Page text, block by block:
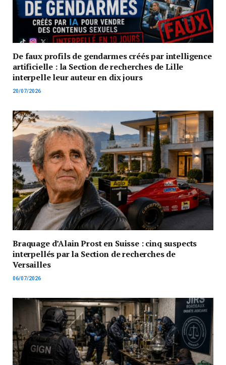
De faux profils de gendarmes créés par intelligence
artificielle : la Section de recherches de Lille
interpelle leur auteur en dix jours
20/07/2026
Braquage d’Alain Prost en Suisse : cinq suspects
interpellés par la Section de recherches de
Versailles
06/07/2026